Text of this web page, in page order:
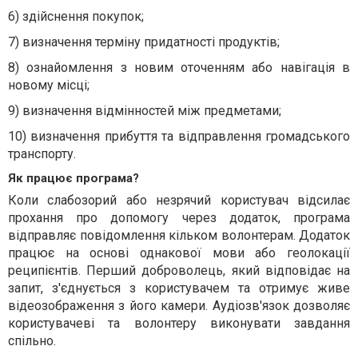
6) здійснення покупок;
7) визначення терміну придатності продуктів;
8) ознайомлення з новим оточенням або навігація в
новому місці;
9) визначення відмінностей між предметами;
10) визначення прибуття та відправлення громадського
транспорту.
Як працює програма?
Коли слабозорий або незрячий користувач відсилає
прохання про допомогу через додаток, програма
відправляє повідомлення кільком волонтерам. Додаток
працює на основі однакової мови або геолокації
реципієнтів. Перший доброволець, який відповідає на
запит, з'єднується з користувачем та отримує живе
відеозображення з його камери. Аудіозв'язок дозволяє
користувачеві та волонтеру виконувати завдання
спільно.